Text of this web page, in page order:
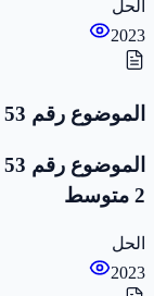
الحل
2023
الموضوع رقم 53
2 متوسط
الحل
2023